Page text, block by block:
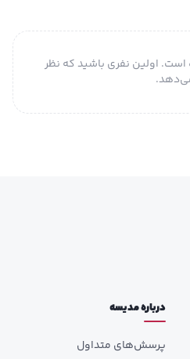
اولین نفری باشید که نظر
درباره مدیسه
پرسش‌های متداول